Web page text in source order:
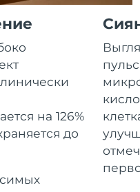
на 126%
до
мужчин
13.08.2026
дата доставки
09.08.2026
10.08.2026
дата доставки
Ожидаемая дата доставки